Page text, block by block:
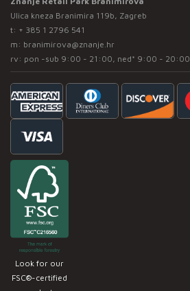
Ulica kneza Branimira 119b, Zagreb
t: + 385 1 2796 541
m: branimirova@znanje.hr
rv: pon -sub 9:00 - 21:00, ned* 9:00 - 20:00
Look for our
FSC®-certified